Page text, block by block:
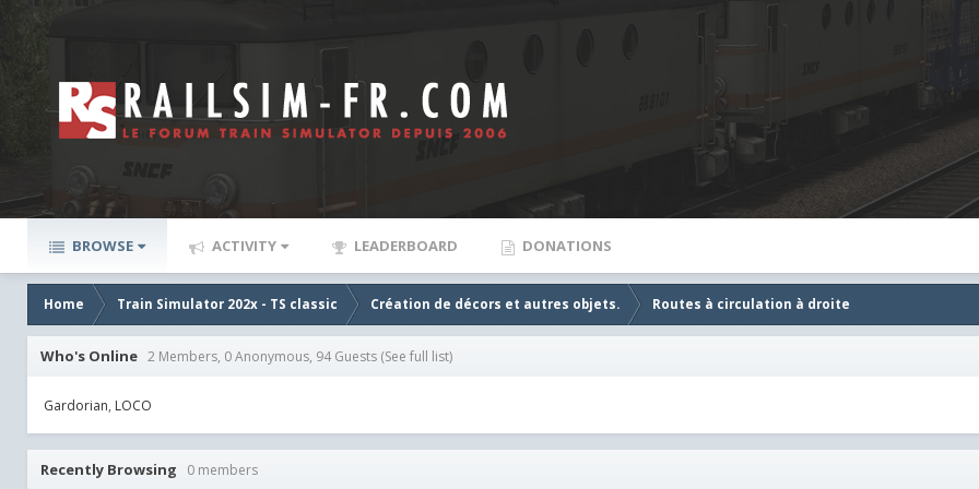
BROWSE ACTIVITY LEADERBOARD DONATIONS
Home Train Simulator 202x - TS classic Création de décors et autres objets. Routes à circulation à droite
Who's Online 2 Members, 0 Anonymous, 94 Guests (See full list)
Gardorian LOCO
Recently Browsing 0 members